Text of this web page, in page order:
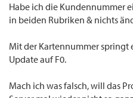
Habe ich die Kundennummer
in beiden Rubriken & nichts
Mit der Kartennummer springt
Update auf F0.
Mach ich was falsch, will das